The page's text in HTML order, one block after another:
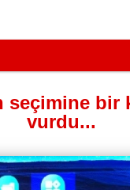
seçimine bir
vurdu...